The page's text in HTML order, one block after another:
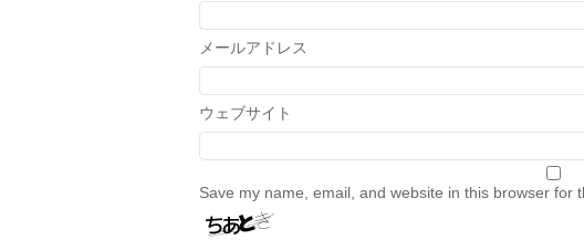
メールアドレス
ウェブサイト
Save my name, email, and website in this browser for